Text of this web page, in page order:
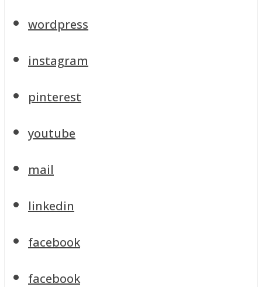
wordpress
instagram
pinterest
youtube
mail
linkedin
facebook
facebook